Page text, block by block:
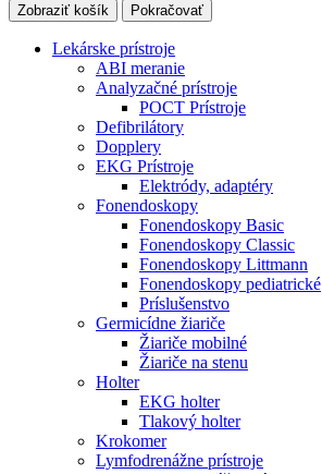
Zobraziť košík Pokračovať
Lekárske prístroje
ABI meranie
Analyzačné prístroje
POCT Prístroje
Defibrilátory
Dopplery
EKG Prístroje
Elektródy, adaptéry
Fonendoskopy
Fonendoskopy Basic
Fonendoskopy Classic
Fonendoskopy Littmann
Fonendoskopy pediatrické
Príslušenstvo
Germicídne žiariče
Žiariče mobilné
Žiariče na stenu
Holter
EKG holter
Tlakový holter
Krokomer
Lymfodrenážne prístroje